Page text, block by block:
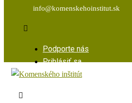
info@komenskehoinstitut.sk
Podporte nás
Prihlásiť sa